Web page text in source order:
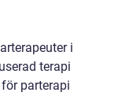
i
terapi
parterapi